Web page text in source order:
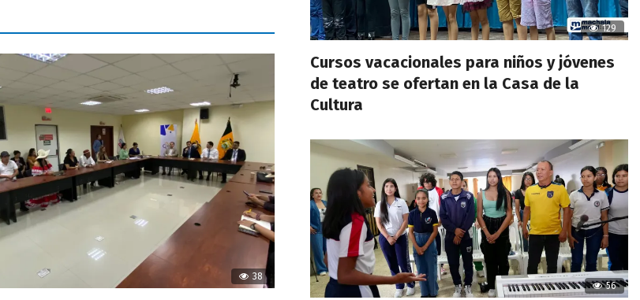
38
129
Cursos vacacionales para niños y jóvenes
de teatro se ofertan en la Casa de la
Cultura
56